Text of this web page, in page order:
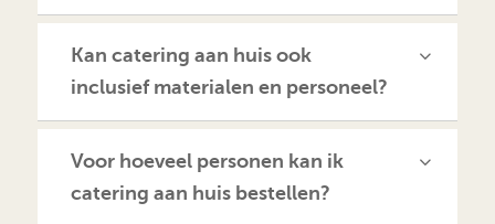
Kan catering aan huis ook
inclusief materialen en personeel?
Voor hoeveel personen kan ik
catering aan huis bestellen?